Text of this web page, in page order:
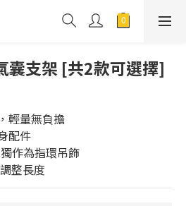
囊支架 [共2款可選擇]
輕量無負擔
配件
作為指環吊飾
整長度